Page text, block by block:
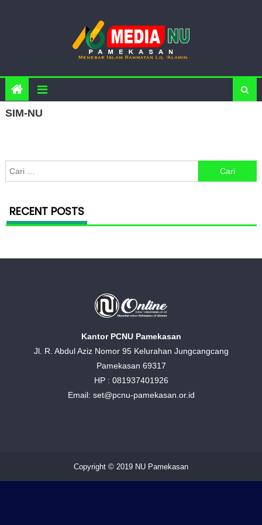
SIM-NU
Cari untuk:
RECENT POSTS
Kantor PCNU Pamekasan
Jl. R. Abdul Aziz Nomor 95 Kelurahan Jungcangcang
Pamekasan 69317
HP : 081937401926
Email: set@pcnu-pamekasan.or.id
Copyright © 2019 NU Pamekasan